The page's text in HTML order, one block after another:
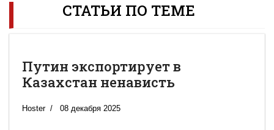
СТАТЬИ ПО ТЕМЕ
Путин экспортирует в
Казахстан ненависть
Hoster 08 декабря 2025